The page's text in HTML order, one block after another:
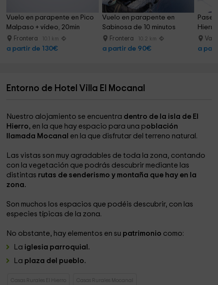
Vuelo en parapente en Pico
Malpaso + vídeo, 20min
Frontera 10.1 km
a partir de 130€
Vuelo en parapente en
Sabinosa de 10 minutos
Frontera 10.2 km
a partir de 90€ a
Entorno de Hotel Villa El Mocanal
Nuestro alojamiento se encuentra dentro de la isla de El
Hierro, en la que hay espacio para una población
llamada Mocanal en la que disfrutar del terreno natural.
Las vistas son muy agradables de toda la zona, contando
con la vegetación que podrás descubrir mediante las
distintas rutas de senderismo y montaña que hay en la
zona.
Son muchos los espacios que podéis descubrir, con las
especies típicas de la zona.
No obstante, hay elementos en su patrimonio como:
La iglesia parroquial.
La plaza del pueblo.
Casas Rurales El Hierro Casas Rurales Mocanal